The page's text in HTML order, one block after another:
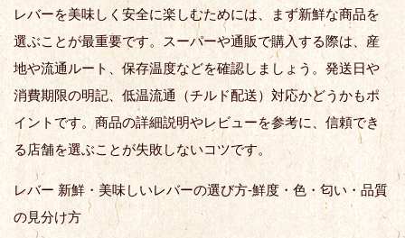
レバーを美味しく安全に楽しむためには、まず新鮮な商品を
選ぶことが最重要です。スーパーや通販で購入する際は、産
地や流通ルート、保存温度などを確認しましょう。発送日や
消費期限の明記、低温流通（チルド配送）対応かどうかもポ
イントです。商品の詳細説明やレビューを参考に、信頼でき
る店舗を選ぶことが失敗しないコツです。
レバー 新鮮・美味しいレバーの選び方-鮮度・色・匂い・品質
の見分け方